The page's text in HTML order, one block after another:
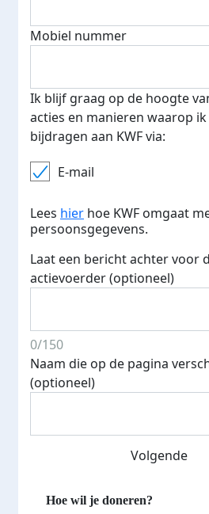
E-mails
€500 euro opgehaald:
verdiend
Mobiel nummer
Ik blijf graag op de hoogte
acties en manieren waarop ik
bijdragen aan KWF via:
E-mail
Lees hier hoe KWF omgaat
persoonsgegevens.
Laat een bericht achter voor
actievoerder (optioneel)
0/150
Naam die op de pagina
(optioneel)
Volgende